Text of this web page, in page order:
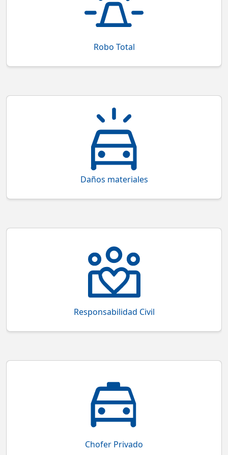
Robo Total
y la recuperación se hace en un plazo de 30 días
Daños materiales
Cobertura de daños materiales por accidentes,
colisiones o incendios
Responsabilidad Civil
Cobertura que protege al conductor si causas lesiones
a terceras personas durante un accidente
Chofer Privado
Cobertura que protege al vehículo y conductor de
Uber, Didi, Cabify y Beat